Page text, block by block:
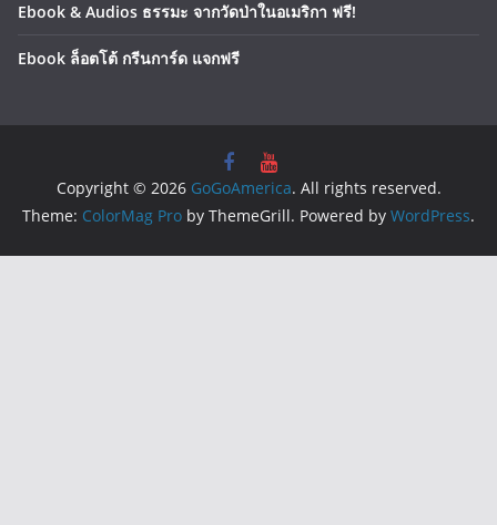
Ebook & Audios ธรรมะ จากวัดป่าในอเมริกา ฟรี!
Ebook ล็อตโต้ กรีนการ์ด แจกฟรี
Copyright © 2026 GoGoAmerica. All rights reserved.
Theme: ColorMag Pro by ThemeGrill. Powered by WordPress.